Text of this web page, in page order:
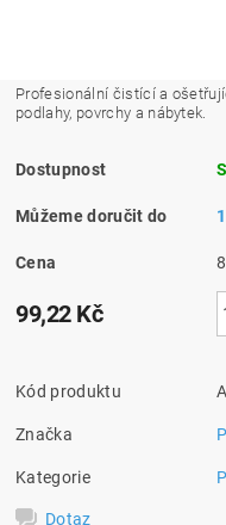
Profesionální čistící a
podlahy, povrchy a nábytek.
Dostupnost
Můžeme doručit do
Cena
99,22 Kč
Kód produktu
Značka
Kategorie
Dotaz